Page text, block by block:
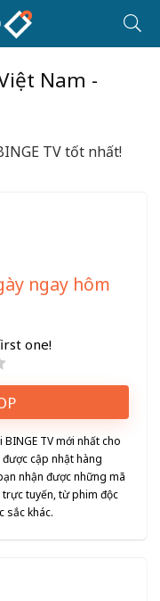
Nam -
TV tốt nhất!
ngay hôm
one!
TV mới nhất cho
cập nhật hàng
nhận được những mã
tuyến, từ phim độc
sắc khác.